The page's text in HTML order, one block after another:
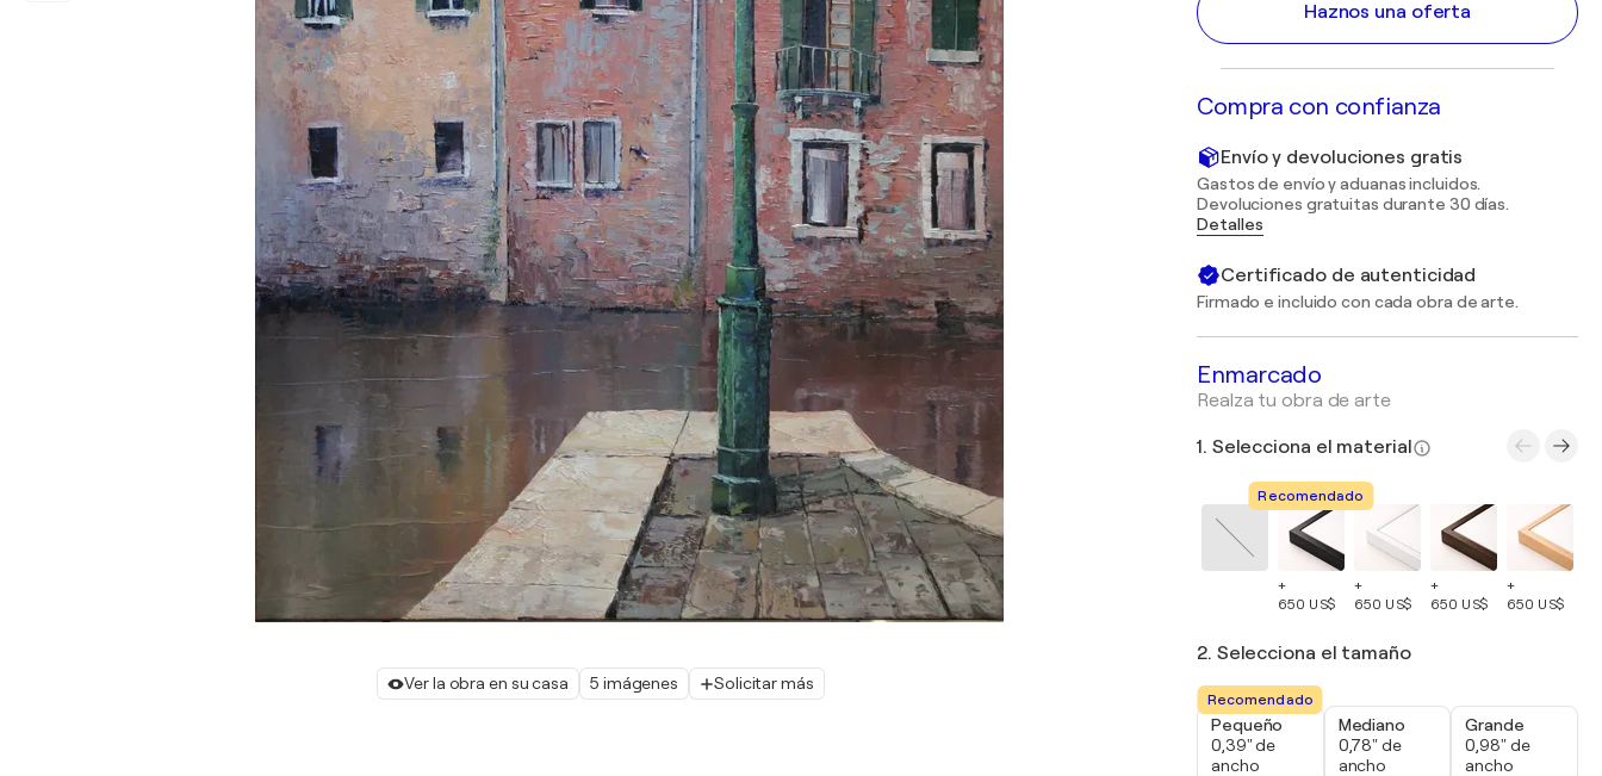
Ver la obra en su casa 5 imágenes Solicitar más
Haznos una oferta
Compra con confianza
Envío y devoluciones gratis
Gastos de envío y aduanas incluidos.
Devoluciones gratuitas durante 30 días.
Detalles
Certificado de autenticidad
Firmado e incluido con cada obra de arte.
Enmarcado
Realza tu obra de arte
1. Selecciona el material
Recomendado
+
650 US$
+
650 US$
+
650 US$
+
650 US$
2. Selecciona el tamaño
Recomendado
Pequeño
0,39" de
ancho
Mediano
0,78" de
ancho
Grande
0,98" de
ancho